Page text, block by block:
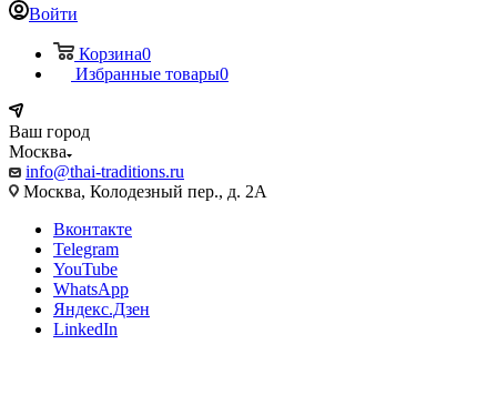
Войти
Корзина0
Избранные товары0
Ваш город
Москва
info@thai-traditions.ru
Москва, Колодезный пер., д. 2А
Вконтакте
Telegram
YouTube
WhatsApp
Яндекс.Дзен
LinkedIn